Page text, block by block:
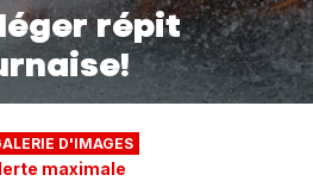
répit
D'IMAGES
maximale